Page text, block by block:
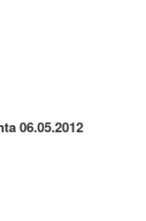
06.05.2012